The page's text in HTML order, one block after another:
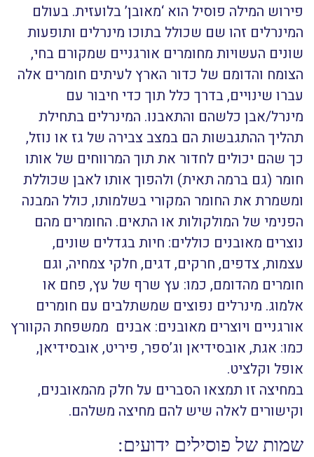
פירוש המילה פוסיל הוא ‘מאובן’ בלועזית. בעולם
המינרלים זהו שם שכולל בתוכו מינרלים ותופעות
שונים העשויות מחומרים אורגניים שמקורם בחי,
הצומח והדומם של כדור הארץ לעיתים חומרים אלה
עברו שינויים, בדרך כלל תוך כדי חיבור עם
מינרל/אבן כלשהם והתאבנו. המינרלים בתחילת
תהליך ההתגבשות הם במצב צבירה של גז או נוזל,
כך שהם יכולים לחדור את תוך המרווחים של אותו
חומר (גם ברמה תאית) ולהפוך אותו לאבן שכוללת
ומשמרת את החומר המקורי בשלמותו, כולל המבנה
הפנימי של המולקולות או התאים. החומרים מהם
נוצרים מאובנים כוללים: חיות בגדלים שונים,
עצמות, צדפים, חרקים, דגים, חלקי צמחיה, וגם
חומרים מהדומם, כמו: עץ שרף של עץ, פחם או
אלמוג. מינרלים נפוצים שמשתלבים עם חומרים
אורגניים ויוצרים מאובנים: אבנים ממשפחת הקוורץ
כמו: אגת, אובסידיאן וג’ספר, פיריט, אובסידיאן,
אופל וקלציט.
במחיצה זו תמצאו הסברים על חלק מהמאובנים,
וקישורים לאלה שיש להם מחיצה משלהם.
שמות של פוסילים ידועים: